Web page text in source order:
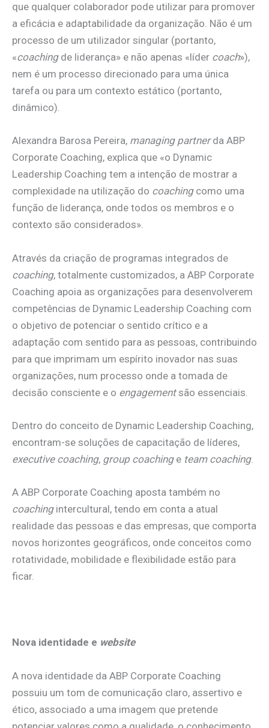
que qualquer colaborador pode utilizar para promover
a eficácia e adaptabilidade da organização. Não é um
processo de um utilizador singular (portanto,
«coachingde liderança» e não apenas «líder coach»),
nem é um processo direcionado para uma única
tarefa ou para um contexto estático (portanto,
dinâmico).
Alexandra Barosa Pereira, managing partnerda ABP
Corporate Coaching, explica que «o Dynamic
Leadership Coaching tem a intenção de mostrar a
complexidade na utilização do coachingcomo uma
função de liderança, onde todos os membros e o
contexto são considerados».
Através da criação de programas integrados de
coaching, totalmente customizados, a ABP Corporate
Coaching apoia as organizações para desenvolverem
competências de Dynamic Leadership Coaching com
o objetivo de potenciar o sentido crítico e a
adaptação com sentido para as pessoas, contribuindo
para que imprimam um espírito inovador nas suas
organizações, num processo onde a tomada de
decisão consciente e o engagementsão essenciais.
Dentro do conceito de Dynamic Leadership Coaching,
encontram-se soluções de capacitação de líderes,
executive coaching, group coaching e team coaching.
A ABP Corporate Coaching aposta também no
coachingintercultural, tendo em conta a atual
realidade das pessoas e das empresas, que comporta
novos horizontes geográficos, onde conceitos como
rotatividade, mobilidade e flexibilidade estão para
ficar.
Nova identidade e website
A nova identidade da ABP Corporate Coaching
possuiu um tom de comunicação claro, assertivo e
ético, associado a uma imagem que pretende